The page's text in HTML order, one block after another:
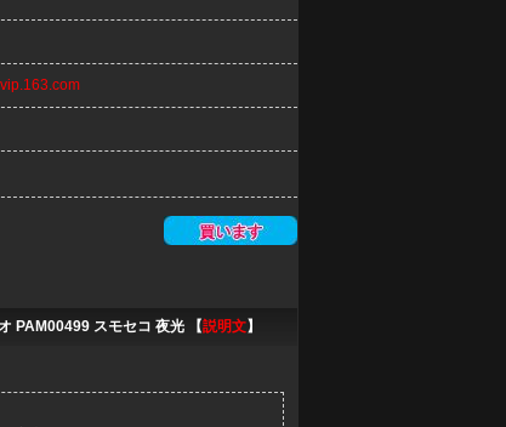
PAM00499 スモセコ 夜光 【説明文】